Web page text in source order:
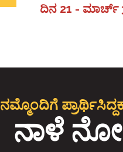
ದಿನ 21 - ಮಾರ್ಚ್
ನಮ್ಮೊಂದಿಗೆ
ನಾಳೆ